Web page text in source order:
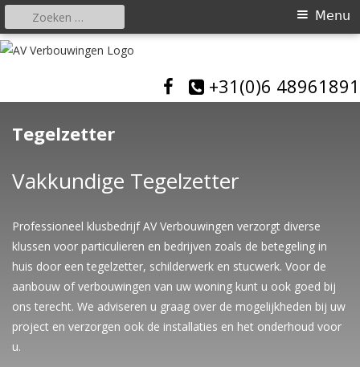
Spring
AV Verbouwingen +31(0)6 48961891
Primair
menu
Menu
Zoeken
naar:
Tegelzetter
Vakkundige Tegelzetter
Professioneel klusbedrijf AV Verbouwingen verzorgt diverse
klussen voor particulieren en bedrijven zoals de betegeling in
huis door een tegelzetter, schilderwerk en stucwerk. Voor de
aanbouw of verbouwingen van uw woning kunt u ook goed bij
ons terecht. We adviseren u graag over de mogelijkheden bij uw
project en verzorgen ook de installaties en het onderhoud voor
u.